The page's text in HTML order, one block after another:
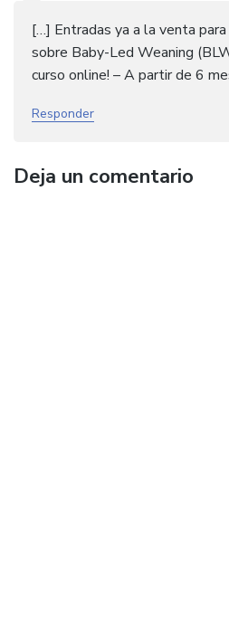
[…] Entradas ya a la venta
sobre Baby-Led Weaning
curso online! – A partir de 6
Responder
Deja un comentario